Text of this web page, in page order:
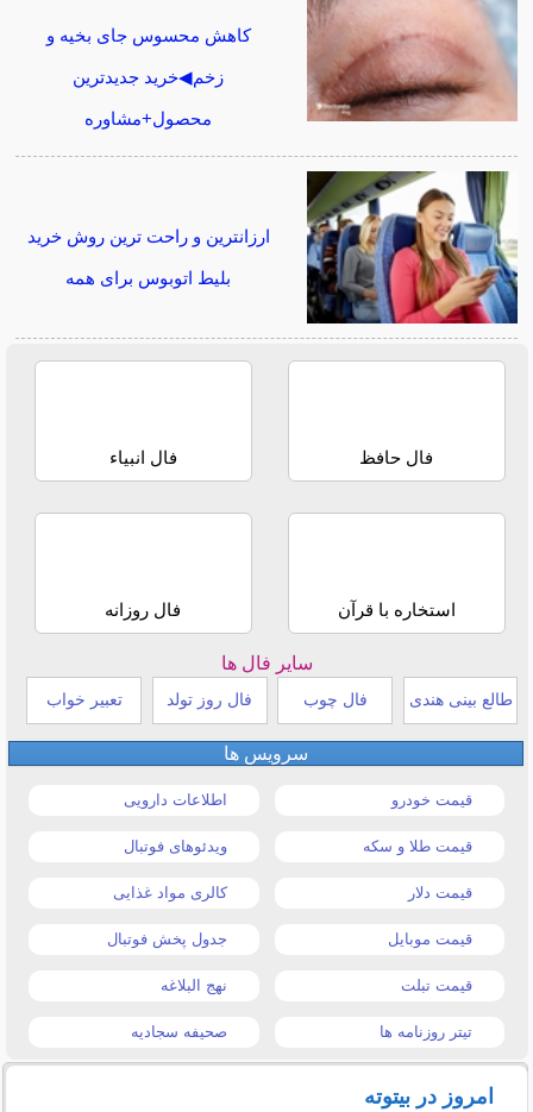
کاهش محسوس جای بخیه و
زخم◀خرید جدیدترین
محصول+مشاوره
ارزانترین و راحت ترین روش خرید
بلیط اتوبوس برای همه
فال حافظ فال انبیاء
استخاره با قرآن فال روزانه
سایر فال ها
طالع بینی هندی فال چوب فال روز تولد تعبیر خواب
سرویس ها
قیمت خودرو اطلاعات دارویی
قیمت طلا و سکه ویدئوهای فوتبال
قیمت دلار کالری مواد غذایی
قیمت موبایل جدول پخش فوتبال
قیمت تبلت نهج البلاغه
تیتر روزنامه ها صحیفه سجادیه
امروز در بیتوته